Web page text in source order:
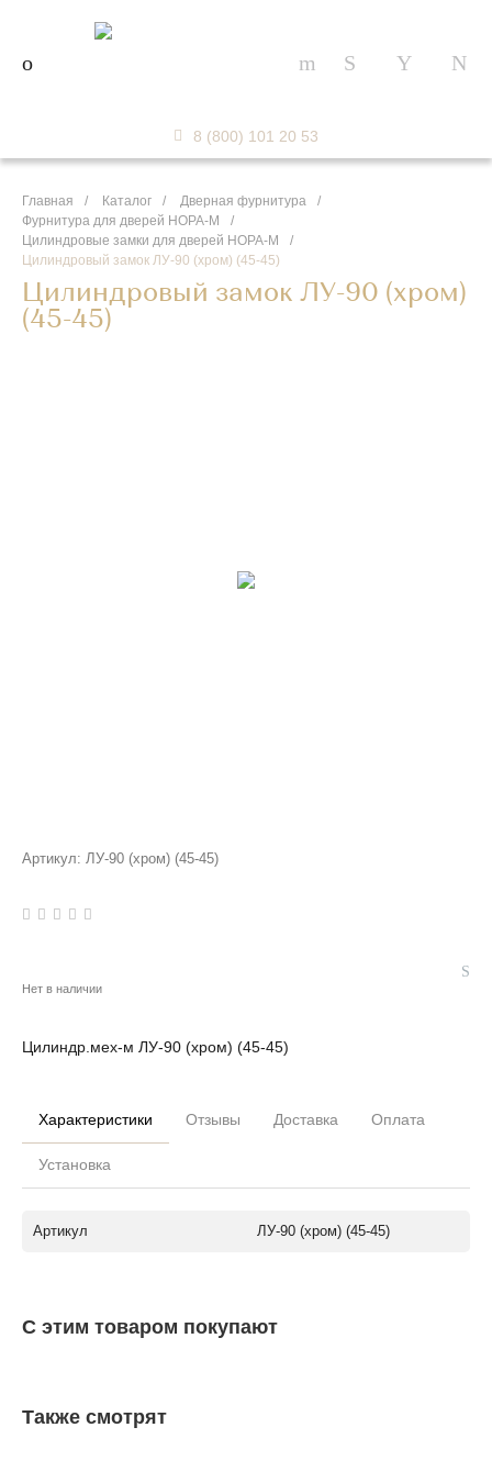
8 (800) 101 20 53
Главная / Каталог / Дверная фурнитура
/
Фурнитура для дверей НОРА-М
/
Цилиндровые замки для дверей НОРА-М
/
Цилиндровый замок ЛУ-90 (хром) (45-45)
Цилиндровый замок ЛУ-90 (хром)
(45-45)
Артикул: ЛУ-90 (хром) (45-45)
Нет в наличии
Цилиндр.мех-м ЛУ-90 (хром) (45-45)
Характеристики Отзывы Доставка Оплата
Установка
Артикул ЛУ-90 (хром) (45-45)
С этим товаром покупают
Также смотрят